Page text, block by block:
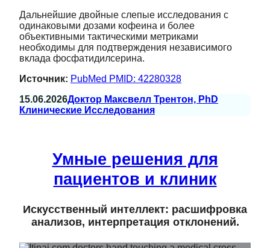
Дальнейшие двойные слепые исследования с
одинаковыми дозами кофеина и более
объективными тактическими метриками
необходимы для подтверждения независимого
вклада фосфатидилсерина.
Источник: PubMed PMID: 42280328
15.06.2026Доктор Максвелл Трентон, PhD
Клинические Исследования
Умные решения для
пациентов и клиник
Искусственный интеллект: расшифровка
анализов, интерпретация отклонений.